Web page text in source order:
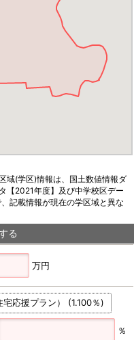
域(学区)情報は、国土数値情報ダ
【2021年度】及び中学校区デー
記載情報が現在の学区域と異な
る
万円
応援プラン） (1.100％)
％